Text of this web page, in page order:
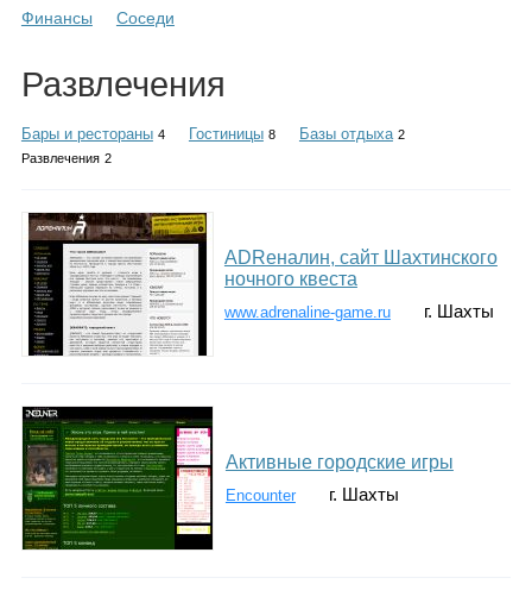
Гороскоп
Финансы
Соседи
Развлечения
Бары и рестораны 4 Гостиницы 8 Базы отдыха 2
Развлечения 2
ADRеналин, cайт Шахтинского
ночного квеста
www.adrenaline-game.ru г. Шахты
Активные городские игры
Encounter г. Шахты